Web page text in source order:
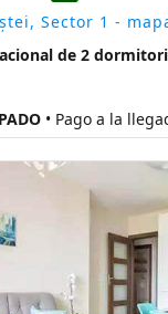
Sector 1 -
de 2
• Pago a la